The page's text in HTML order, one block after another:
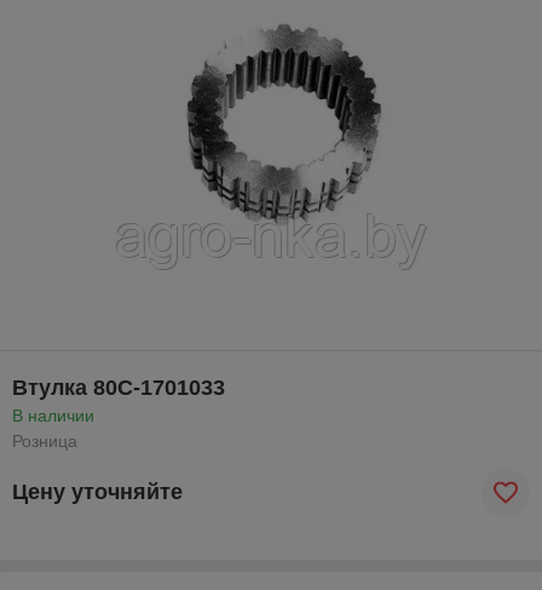
Втулка 80С-1701033
В наличии
Розница
Цену уточняйте